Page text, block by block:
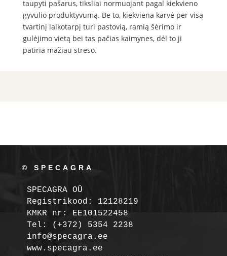
taupyti pašarus, tiksliai normuojant pagal kiekvieno
gyvulio produktyvumą. Be to, kiekviena karvė per visą
tvartinį laikotarpį turi pastovią, ramią šėrimo ir
gulėjimo vietą bei tas pačias kaimynes, dėl to ji
patiria mažiau streso.
© SPECAGRA
SPECAGRA OÜ
Registrikood: 12128219
KMKR nr: EE101522458
Tel: (+372) 5354 2238
info@specagra.ee